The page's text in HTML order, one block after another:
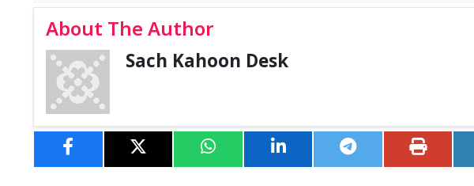
About The Author
Sach Kahoon Desk